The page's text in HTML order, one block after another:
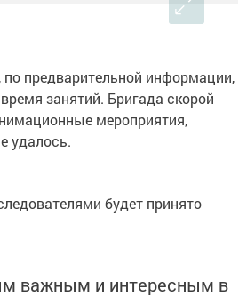
по предварительной информации,
занятий. Бригада скорой
мероприятия,
удалось.
будет принято
важным и интересным в